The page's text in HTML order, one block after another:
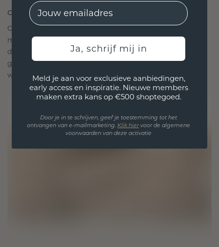
ONTWORPEN VOOR VERBINDING
Onze ontwerpfilosofie is gericht op verbinding,
met elk stuk ontworpen om de tand des tijds te
doorstaan. Het wordt jouw symbool van liefde en
gekoesterde momenten, bedoeld om voor altijd te
worden gedragen en gekoesterd.
EMail
Ja, schrijf mij in
Meld je aan voor exclusieve aanbiedingen,
early access en inspiratie. Nieuwe members
maken extra kans op €500 shoptegoed.
Door je in te schrijven, geef je toestemming tot het
ontvangen van e-mailmarketing. Klik hiervoor de algemene
voorwaarden van deze activatie